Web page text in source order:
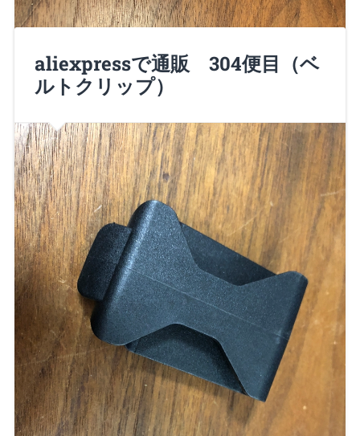
諸君、Nero大佐だ！ 日本でカッターと言えば「折れ
刃式」が標準と言っていいほど…
Continue Reading →
2018/07/29 0
aliexpressで通販 304便目（ベ
ルトクリップ）